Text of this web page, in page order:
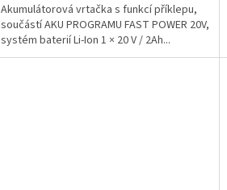
Akumulátorová vrtačka s funkcí příklepu,
součástí AKU PROGRAMU FAST POWER 20V,
systém baterií Li-Ion 1 × 20 V / 2Ah...